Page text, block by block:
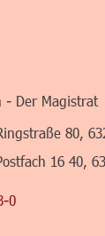
- Der Magistrat
Maps80
16 40,
0